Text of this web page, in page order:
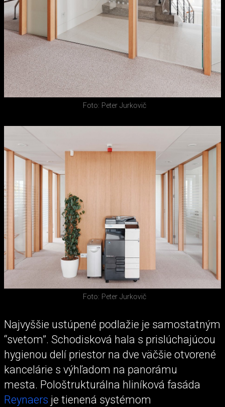
Foto: Peter Jurkovič
Foto: Peter Jurkovič
Najvyššie ustúpené podlažie je samostatným
“svetom”. Schodisková hala s prislúchajúcou
hygienou delí priestor na dve väčšie otvorené
kancelárie s výhľadom na panorámu
mesta. Pološtrukturálna hliníková fasáda
Reynaers je tienená systémom